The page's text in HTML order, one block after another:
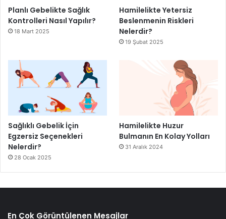
Planlı Gebelikte Sağlık
Kontrolleri Nasıl Yapılır?
18 Mart 2025
Hamilelikte Yetersiz
Beslenmenin Riskleri
Nelerdir?
19 Şubat 2025
Sağlıklı Gebelik İçin
Egzersiz Seçenekleri
Nelerdir?
28 Ocak 2025
Hamilelikte Huzur
Bulmanın En Kolay Yolları
31 Aralık 2024
En Çok Görüntülenen Mesajlar